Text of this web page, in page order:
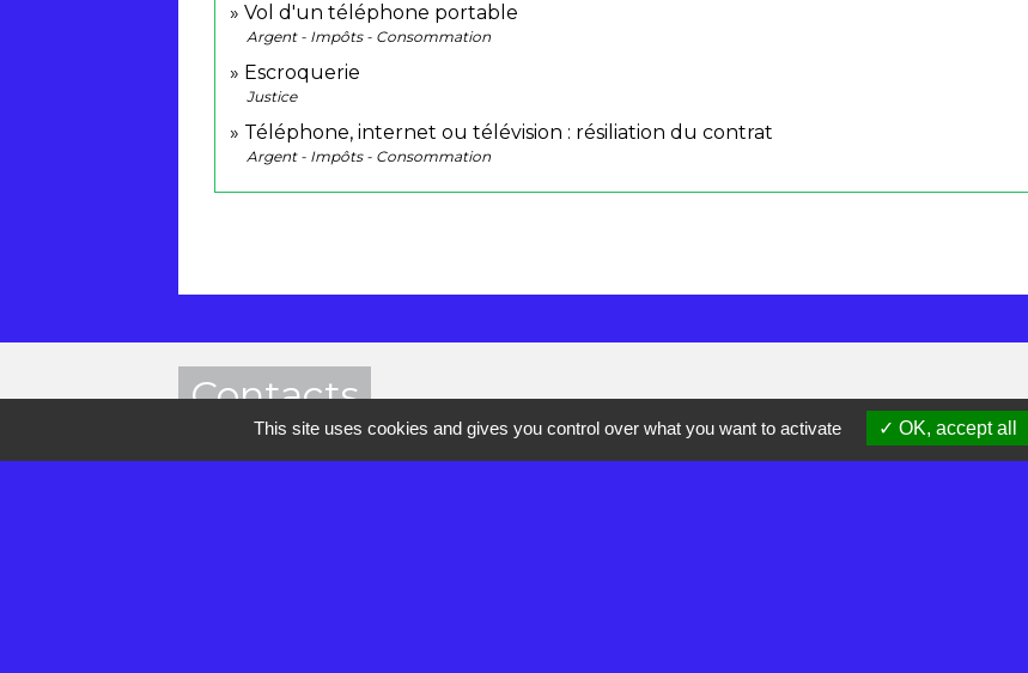
Vol d'un téléphone portable
Argent - Impôts - Consommation
Escroquerie
Justice
Téléphone, internet ou télévision : résiliation du contrat
Argent - Impôts - Consommation
Contacts
This site uses cookies and gives you control over what you want to activate OK, accept all